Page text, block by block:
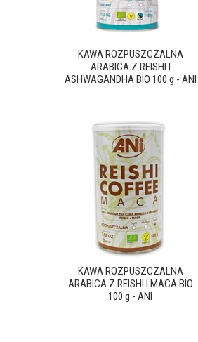
KAWA ROZPUSZCZALNA
ARABICA Z REISHI I
ASHWAGANDHA BIO 100 g - ANI
KAWA ROZPUSZCZALNA
ARABICA Z REISHI I MACA BIO
100 g - ANI